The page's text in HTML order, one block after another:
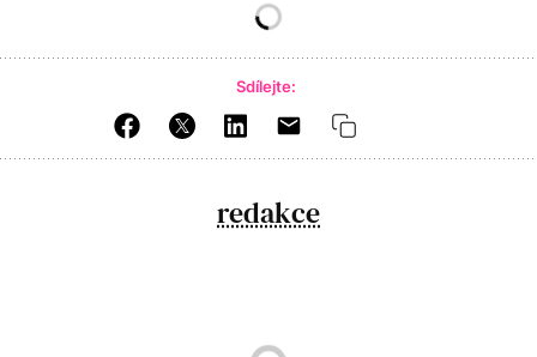
Sdílejte:
redakce